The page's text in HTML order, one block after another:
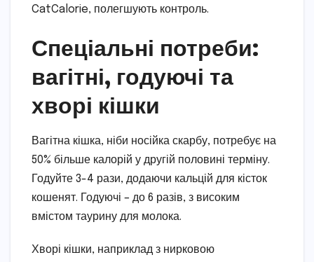
CatCalorie, полегшують контроль.
Спеціальні потреби:
вагітні, годуючі та
хворі кішки
Вагітна кішка, ніби носійка скарбу, потребує на
50% більше калорій у другій половині терміну.
Годуйте 3-4 рази, додаючи кальцій для кісток
кошенят. Годуючі – до 6 разів, з високим
вмістом таурину для молока.
Хворі кішки, наприклад з нирковою